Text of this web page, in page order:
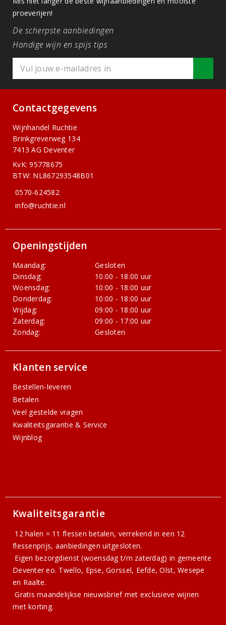
proeverijen!
De scherpste aanbiedingen
Handige wijn en spijs tips
Contactgegevens
Wijnhandel Ruchtie
Brinkgreverweg 134
7413 AG Deventer
KvK: 95778675
BTW: NL867293548B01
0570-624582
info@ruchtie.nl
Openingstijden
Maandag:
Gesloten
Dinsdag:
10:00 - 18:00 uur
Woensdag:
10:00 - 18:00 uur
Donderdag:
10:00 - 18:00 uur
Vrijdag:
09:00 - 18:00 uur
Zaterdag:
09:00 - 17:00 uur
Zondag:
Gesloten
Klanten service
Bestellen-leveren
Betalen
Veel gestelde vragen
Kwaliteitsgarantie & Service
Wijnblog
Kwaliteitsgarantie
12 halen = 11 flessen betalen, verrekend in een 12
flessenprijs, aanbiedingen uitgesloten.
Eigen bezorgdienst (woensdag t/m zaterdag) in gemeente
Deventer eo. Twello, Epse, Gorssel, Eefde, Olst, Wesepe
en Raalte.
Gratismaandelijkse nieuwsbriefmet exclusieve wijnen
met korting.